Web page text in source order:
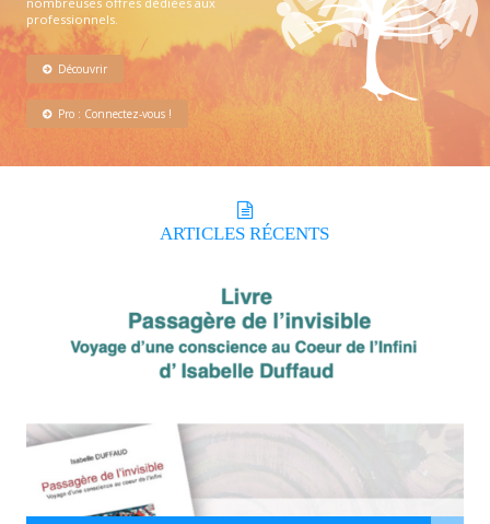
professionnels.
Découvrir
Pro : Connectez-vous !
ARTICLES RÉCENTS